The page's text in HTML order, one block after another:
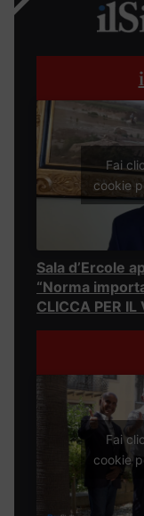
Fai
cookie
Sala d’Ercole
“Norma
CLICCA PER IL
Fai
cookie